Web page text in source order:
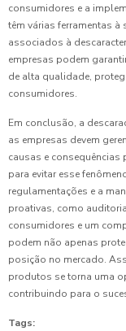
consumidores e a
têm várias ferramentas
associados à
empresas podem
de alta qualidade,
consumidores.
Em conclusão, a
as empresas devem
causas e
para evitar esse
regulamentações e a
proativas, como
consumidores e um
podem não apenas
posição no mercado.
produtos se torna uma
contribuindo para o
Tags: